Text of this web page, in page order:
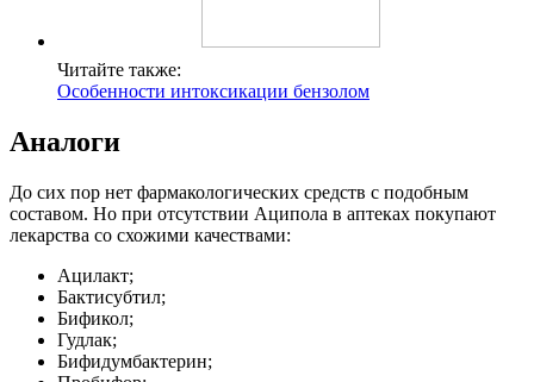
Читайте также:
Особенности интоксикации бензолом
Аналоги
До сих пор нет фармакологических средств с подобным
составом. Но при отсутствии Аципола в аптеках покупают
лекарства со схожими качествами:
Ацилакт;
Бактисубтил;
Бификол;
Гудлак;
Бифидумбактерин;